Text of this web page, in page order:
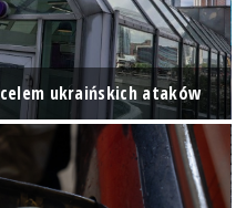
ukraińskich ataków